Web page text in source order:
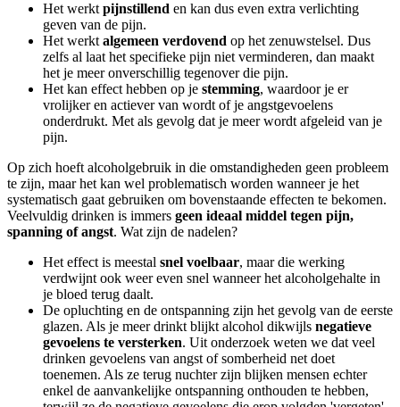
Het werkt pijnstillend en kan dus even extra verlichting
geven van de pijn.
Het werkt algemeen verdovend op het zenuwstelsel. Dus
zelfs al laat het specifieke pijn niet verminderen, dan maakt
het je meer onverschillig tegenover die pijn.
Het kan effect hebben op je stemming, waardoor je er
vrolijker en actiever van wordt of je angstgevoelens
onderdrukt. Met als gevolg dat je meer wordt afgeleid van je
pijn.
Op zich hoeft alcoholgebruik in die omstandigheden geen probleem
te zijn, maar het kan wel problematisch worden wanneer je het
systematisch gaat gebruiken om bovenstaande effecten te bekomen.
Veelvuldig drinken is immers geen ideaal middel tegen pijn,
spanning of angst. Wat zijn de nadelen?
Het effect is meestal snel voelbaar, maar die werking
verdwijnt ook weer even snel wanneer het alcoholgehalte in
je bloed terug daalt.
De opluchting en de ontspanning zijn het gevolg van de eerste
glazen. Als je meer drinkt blijkt alcohol dikwijls negatieve
gevoelens te versterken. Uit onderzoek weten we dat veel
drinken gevoelens van angst of somberheid net doet
toenemen. Als ze terug nuchter zijn blijken mensen echter
enkel de aanvankelijke ontspanning onthouden te hebben,